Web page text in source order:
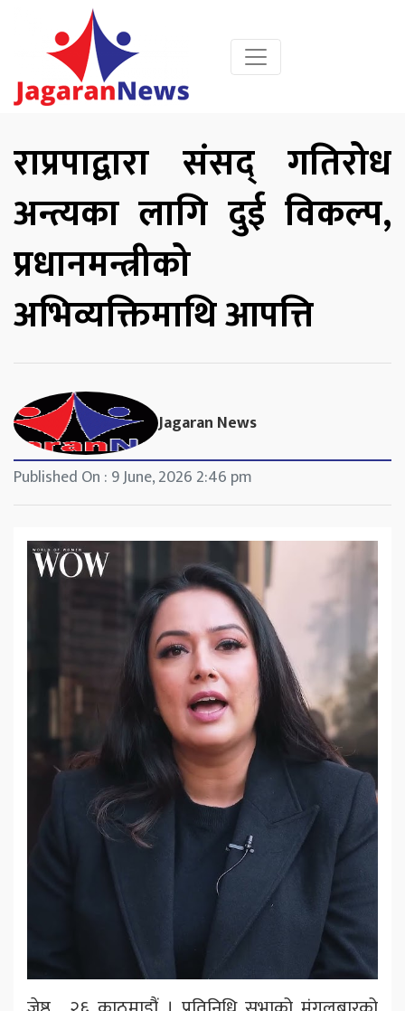
राप्रपाद्वारा संसद् गतिरोध
अन्त्यका लागि दुई विकल्प,
प्रधानमन्त्रीको
अभिव्यक्तिमाथि आपत्ति
Jagaran News
Published On : 9 June, 2026 2:46 pm